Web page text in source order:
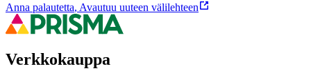
Anna palautetta, Avautuu uuteen välilehteen
Verkkokauppa